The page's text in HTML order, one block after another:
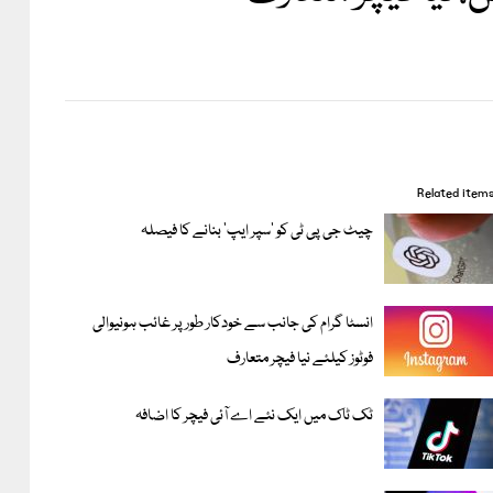
Related items
چیٹ جی پی ٹی کو ‘سپر ایپ’ بنانے کا فیصلہ
انسٹا گرام کی جانب سے خودکار طور پر غائب ہونیوالی
فوٹوز کیلئے نیا فیچر متعارف
ٹک ٹاک میں ایک نئے اے آئی فیچر کا اضافہ